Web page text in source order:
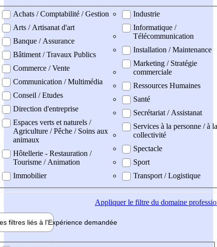
professionel
Achats / Comptabilité / Gestion
Arts / Artisanat d'art
Banque / Assurance
Bâtiment / Travaux Publics
Commerce / Vente
Communication / Multimédia
Conseil / Etudes
Direction d'entreprise
Espaces verts et naturels /
Agriculture / Pêche / Soins aux
animaux
Hôtellerie - Restauration /
Tourisme / Animation
Immobilier
Industrie
Informatique /
Télécommunication
Installation / Maintenance
Marketing / Stratégie
commerciale
Ressources Humaines
Santé
Secrétariat / Assistanat
Services à la personne / à la
collectivité
Spectacle
Sport
Transport / Logistique
Appliquerle filtre du domaine
filtres liés à l'Expérience demandée